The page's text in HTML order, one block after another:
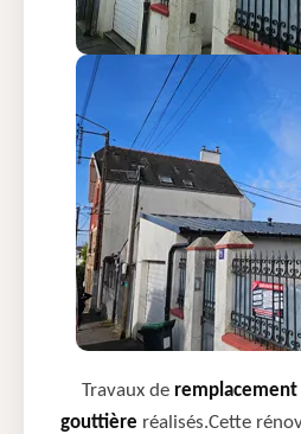
Travaux de
gouttière réalisés.Cette